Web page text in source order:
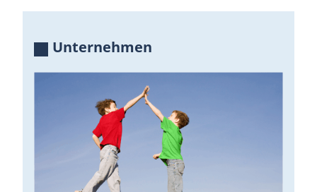
Unternehmen